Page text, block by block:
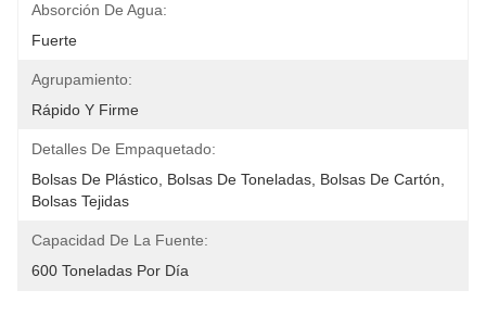
Absorción De Agua:
Fuerte
Agrupamiento:
Rápido Y Firme
Detalles De Empaquetado:
Bolsas De Plástico, Bolsas De Toneladas, Bolsas De Cartón,
Bolsas Tejidas
Capacidad De La Fuente:
600 Toneladas Por Día